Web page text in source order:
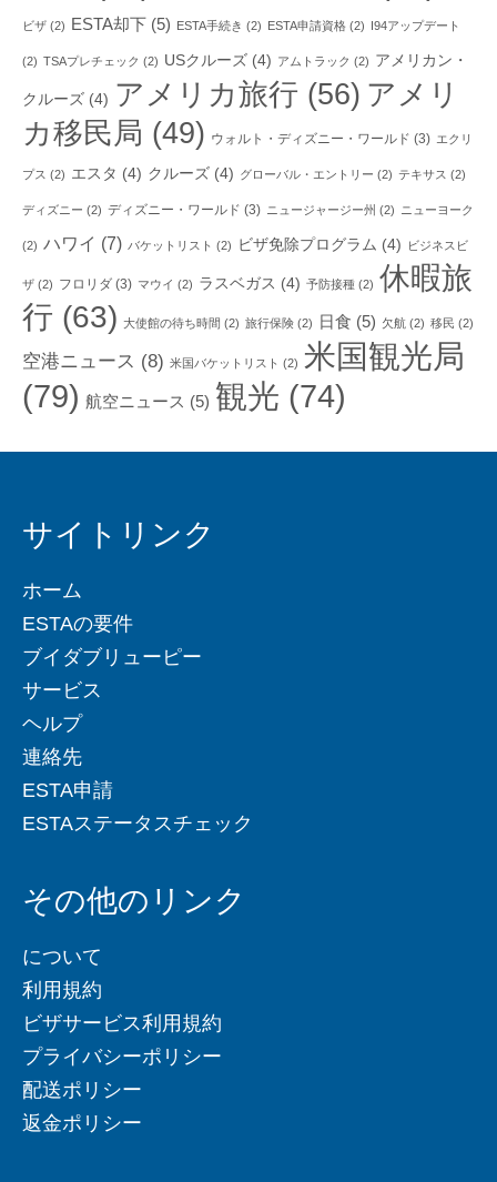
ビザ (2) ESTA却下 (5) ESTA手続き (2) ESTA申請資格 (2) I94アップデート
(2) TSAプレチェック (2) USクルーズ (4) アムトラック (2) アメリカン・
クルーズ (4) アメリカ旅行 (56) アメリ
カ移民局 (49) ウォルト・ディズニー・ワールド (3) エクリ
プス (2) エスタ (4) クルーズ (4) グローバル・エントリー (2) テキサス (2)
ディズニー (2) ディズニー・ワールド (3) ニュージャージー州 (2) ニューヨーク
(2) ハワイ (7) バケットリスト (2) ビザ免除プログラム (4) ビジネスビ
ザ (2) フロリダ (3) マウイ (2) ラスベガス (4) 予防接種 (2) 休暇旅
行 (63) 大使館の待ち時間 (2) 旅行保険 (2) 日食 (5) 欠航 (2) 移民 (2)
空港ニュース (8) 米国バケットリスト (2) 米国観光局
(79) 航空ニュース (5) 観光 (74)
サイトリンク
ホーム
ESTAの要件
ブイダブリューピー
サービス
ヘルプ
連絡先
ESTA申請
ESTAステータスチェック
その他のリンク
について
利用規約
ビザサービス利用規約
プライバシーポリシー
配送ポリシー
返金ポリシー